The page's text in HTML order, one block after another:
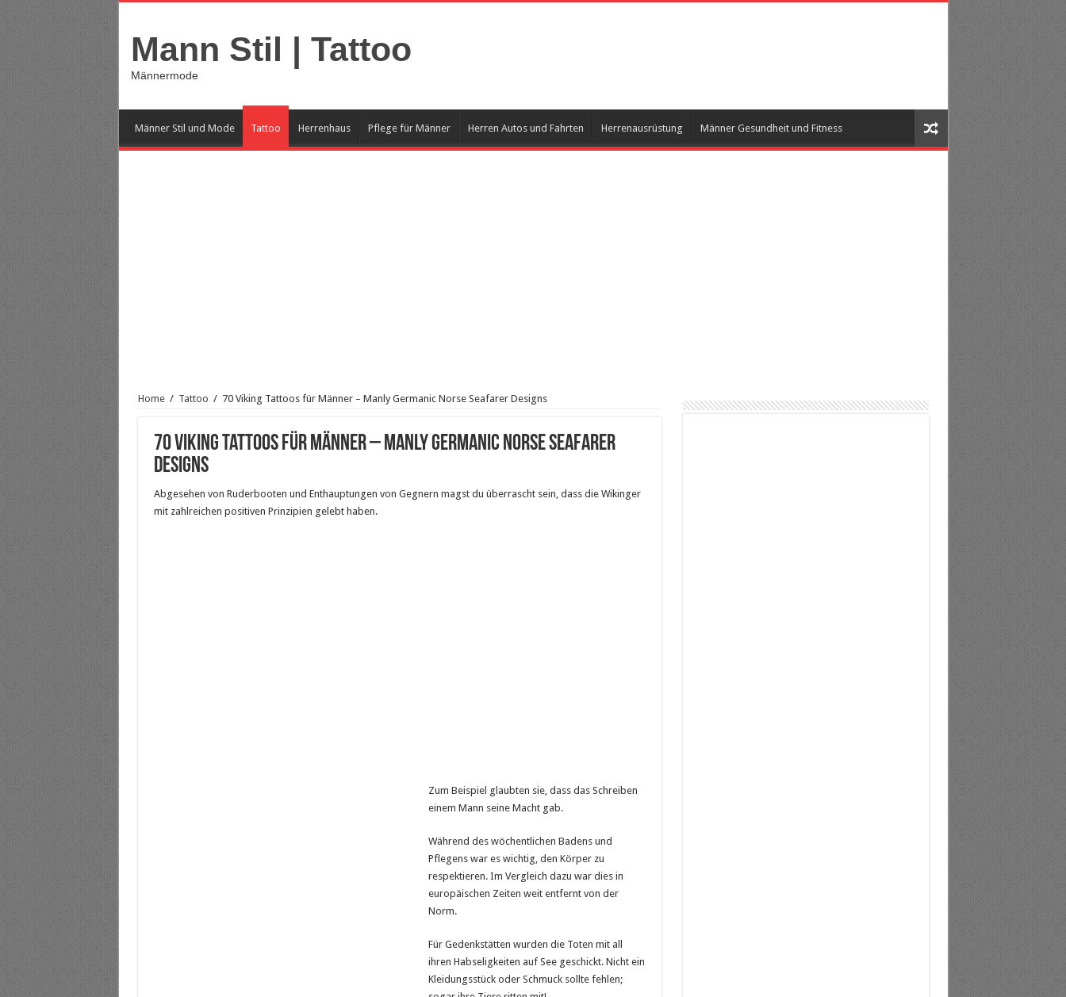
Mann Stil | Tattoo
Männermode
Männer Stil und Mode Tattoo Herrenhaus Pflege für Männer Herren Autos und Fahrten Herrenausrüstung Männer Gesundheit und Fitness
Home / Tattoo / 70 Viking Tattoos für Männer – Manly Germanic Norse Seafarer Designs
70 Viking Tattoos für Männer – Manly Germanic Norse Seafarer
Designs
Abgesehen von Ruderbooten und Enthauptungen von Gegnern magst du überrascht sein, dass die Wikinger
mit zahlreichen positiven Prinzipien gelebt haben.
Zum Beispiel glaubten sie, dass das Schreiben
einem Mann seine Macht gab.
Während des wöchentlichen Badens und
Pflegens war es wichtig, den Körper zu
respektieren. Im Vergleich dazu war dies in
europäischen Zeiten weit entfernt von der
Norm.
Für Gedenkstätten wurden die Toten mit all
ihren Habseligkeiten auf See geschickt. Nicht ein
Kleidungsstück oder Schmuck sollte fehlen;